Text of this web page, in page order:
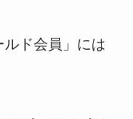
ド会員」には